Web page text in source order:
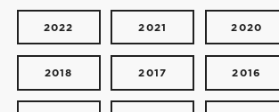
2022 2021 2020
2018 2017 2016